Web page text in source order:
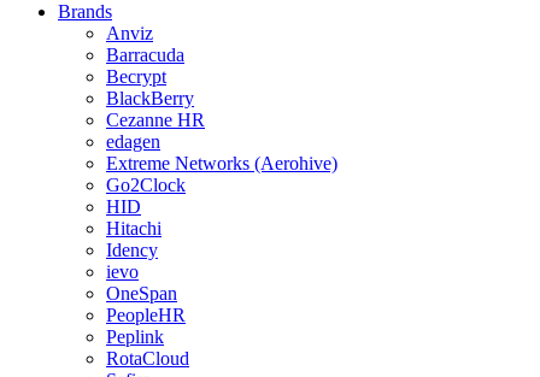
Brands
Anviz
Barracuda
Becrypt
BlackBerry
Cezanne HR
edagen
Extreme Networks (Aerohive)
Go2Clock
HID
Hitachi
Idency
ievo
OneSpan
PeopleHR
Peplink
RotaCloud